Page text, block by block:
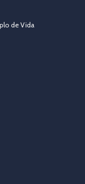
de Vida